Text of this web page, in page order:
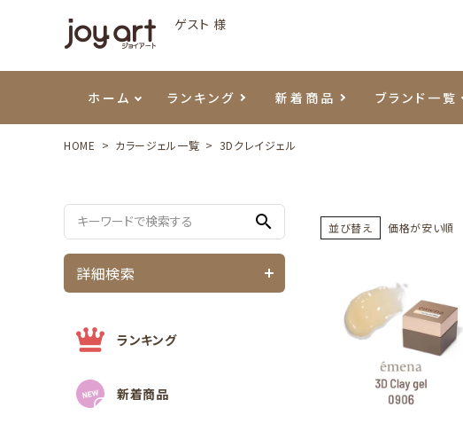
ゲスト 様
ホーム ランキング 新着商品 ブランド一覧
モアノ プリアンファ
ウェービージェル テラコッタジェル
マグネティジェル マグネティフラッシ
フラッシュジェル シーナカラージェ
ネイルケア用品 ピンセット・シザー
ネイルマシン LEDライト
メタルパーツ パウダー・フレーク
HOME カラージェル一覧 3Dクレイジェル
search
詳細検索
ランキング
新着商品
並び替え 価格が安い順